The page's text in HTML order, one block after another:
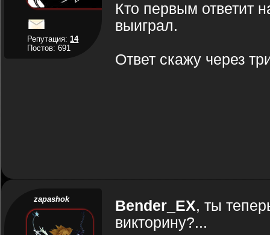
Репутация:14
Постов: 691
Кто первым ответит
выиграл.
Ответ скажу через
zapashok Bender_EX, ты
викторину?...